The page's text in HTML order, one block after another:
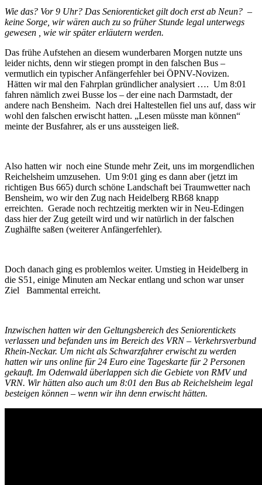
Wie das? Vor 9 Uhr? Das Seniorenticket gilt doch erst ab Neun? –
keine Sorge, wir wären auch zu so früher Stunde legal unterwegs
gewesen , wie wir später erläutern werden.
Das frühe Aufstehen an diesem wunderbaren Morgen nutzte uns
leider nichts, denn wir stiegen prompt in den falschen Bus –
vermutlich ein typischer Anfängerfehler bei ÖPNV-Novizen.
Hätten wir mal den Fahrplan gründlicher analysiert …. Um 8:01
fahren nämlich zwei Busse los – der eine nach Darmstadt, der
andere nach Bensheim. Nach drei Haltestellen fiel uns auf, dass wir
wohl den falschen erwischt hatten. „Lesen müsste man können“
meinte der Busfahrer, als er uns aussteigen ließ.
Also hatten wir noch eine Stunde mehr Zeit, uns im morgendlichen
Reichelsheim umzusehen. Um 9:01 ging es dann aber (jetzt im
richtigen Bus 665) durch schöne Landschaft bei Traumwetter nach
Bensheim, wo wir den Zug nach Heidelberg RB68 knapp
erreichten. Gerade noch rechtzeitig merkten wir in Neu-Edingen
dass hier der Zug geteilt wird und wir natürlich in der falschen
Zughälfte saßen (weiterer Anfängerfehler).
Doch danach ging es problemlos weiter. Umstieg in Heidelberg in
die S51, einige Minuten am Neckar entlang und schon war unser
Ziel Bammental erreicht.
Inzwischen hatten wir den Geltungsbereich des Seniorentickets
verlassen und befanden uns im Bereich des VRN – Verkehrsverbund
Rhein-Neckar. Um nicht als Schwarzfahrer erwischt zu werden
hatten wir uns online für 24 Euro eine Tageskarte für 2 Personen
gekauft. Im Odenwald überlappen sich die Gebiete von RMV und
VRN. Wir hätten also auch um 8:01 den Bus ab Reichelsheim legal
besteigen können – wenn wir ihn denn erwischt hätten.